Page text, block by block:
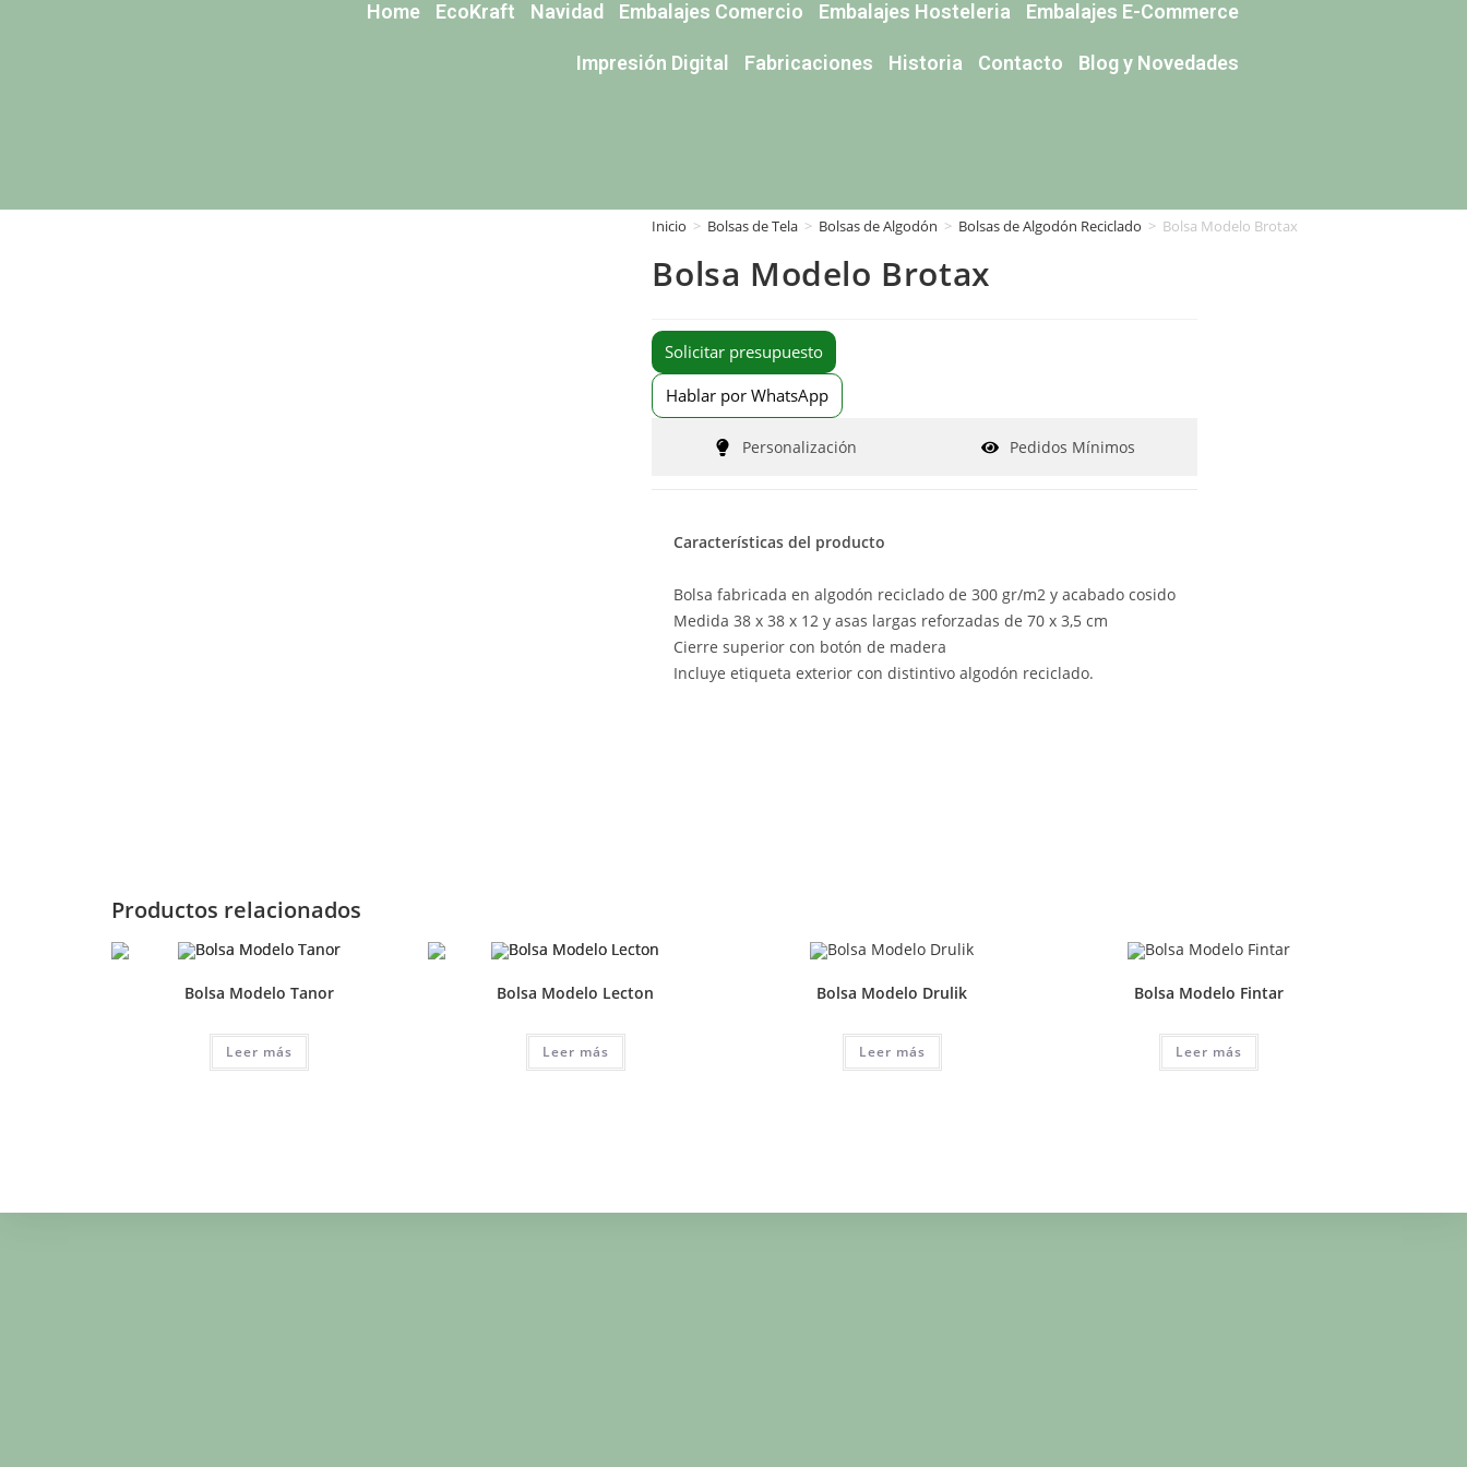
Home EcoKraft Navidad Embalajes Comercio Embalajes Hosteleria Embalajes E-Commerce
Impresión Digital Fabricaciones Historia Contacto Blog y Novedades
Inicio > Bolsas de Tela > Bolsas de Algodón > Bolsas de Algodón Reciclado > Bolsa Modelo Brotax
Bolsa Modelo Brotax
Solicitar presupuesto
Hablar por WhatsApp
Personalización Pedidos Mínimos
Características del producto
Bolsa fabricada en algodón reciclado de 300 gr/m2 y acabado cosido
Medida 38 x 38 x 12 y asas largas reforzadas de 70 x 3,5 cm
Cierre superior con botón de madera
Incluye etiqueta exterior con distintivo algodón reciclado.
Productos relacionados
Bolsa Modelo Tanor
Leer más
Bolsa Modelo Lecton
Leer más
Bolsa Modelo Drulik
Leer más
Bolsa Modelo Fintar
Leer más